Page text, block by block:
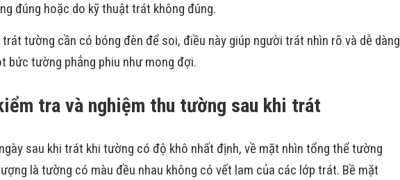
đúng hoặc do kỹ thuật trát không đúng.
tường cần có bóng đèn để soi, điều này giúp người trát nhìn rõ và dễ dàng
bức tường phẳng phiu như mong đợi.
tra và nghiệm thu tường sau khi trát
sau khi trát khi tường có độ khô nhất định, về mặt nhìn tổng thể tường
là tường có màu đều nhau không có vết lam của các lớp trát. Bề mặt